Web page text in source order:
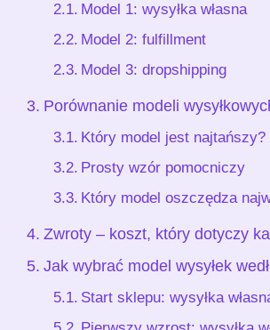
Model 1: wysyłka własna
Model 2: fulfillment
Model 3: dropshipping
Porównanie modeli
Który model jest najtańszy?
Prosty wzór pomocniczy
Który model oszczędza
Zwroty – koszt, który dotyczy
Jak wybrać model wysyłek
Start sklepu: wysyłka